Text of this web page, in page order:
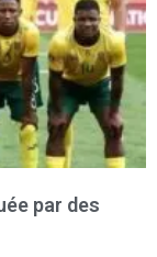
par des